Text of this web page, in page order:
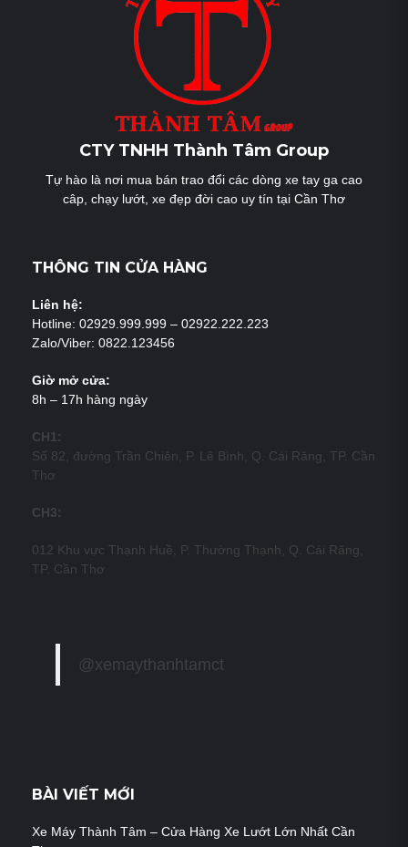
CTY TNHH Thành Tâm Group
Tự hào là nơi mua bán trao đổi các dòng xe tay ga cao
câp, chạy lướt, xe đẹp đời cao uy tín tại Cần Thơ
THÔNG TIN CỬA HÀNG
Liên hệ:
Hotline: 02929.999.999 – 02922.222.223
Zalo/Viber: 0822.123456
Giờ mở cửa:
8h – 17h hàng ngày
CH1:
Số 82, đường Trần Chiên, P. Lê Bình, Q. Cái Răng, TP. Cần
Thơ
CH3:
012 Khu vực Thạnh Huề, P. Thường Thạnh, Q. Cái Răng,
TP. Cần Thơ
@xemaythanhtamct
BÀI VIẾT MỚI
Xe Máy Thành Tâm – Cửa Hàng Xe Lướt Lớn Nhất Cần